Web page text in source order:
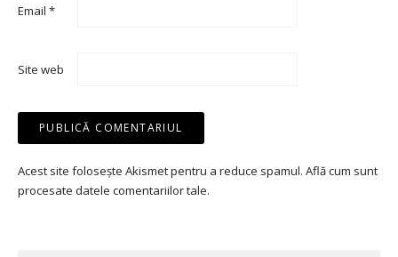
Email *
Site web
Acest site folosește Akismet pentru a reduce spamul. Află cum sunt
procesate datele comentariilor tale.